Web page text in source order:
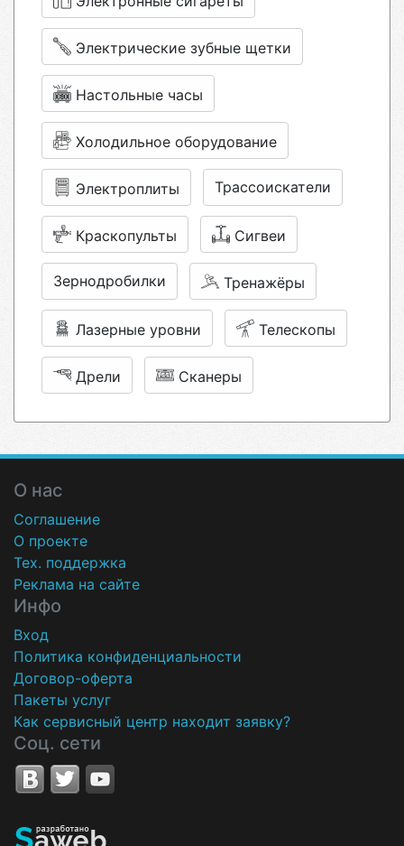
Электрические зубные щетки
Настольные часы
Холодильное оборудование
Электроплиты Трассоискатели
Краскопульты Сигвеи
Зернодробилки Тренажёры
Лазерные уровни Телескопы
Дрели Сканеры
О нас
Соглашение
О проекте
Тех. поддержка
Реклама на сайте
Инфо
Вход
Политика конфиденциальности
Договор-оферта
Пакеты услуг
Как сервисный центр находит заявку?
Соц. сети